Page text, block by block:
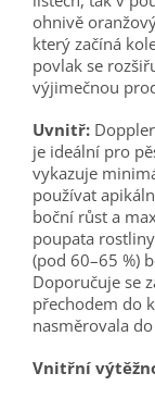
ohnivě
který začíná
povlak se
výjimečnou
Uvnitř:
je ideální pro
vykazuje
používat
boční růst a
poupata
(pod 60–65 %)
Doporučuje se
přechodem do
nasměrovala
Vnitřní